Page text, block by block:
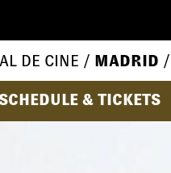
DE CINE / MADRID
SCHEDULE & TICKETS